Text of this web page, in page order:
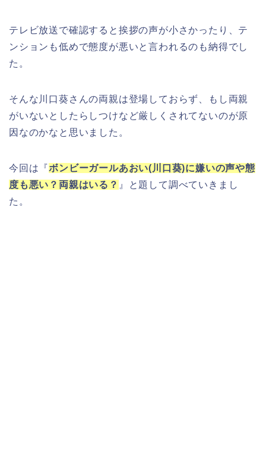
テレビ放送で確認すると挨拶の声が小さかったり、テ
ンションも低めで態度が悪いと言われるのも納得でし
た。
そんな川口葵さんの両親は登場しておらず、もし両親
がいないとしたらしつけなど厳しくされてないのが原
因なのかなと思いました。
今回は『ボンビーガールあおい(川口葵)に嫌いの声や態
度も悪い？両親はいる？ 』と題して調べていきまし
た。